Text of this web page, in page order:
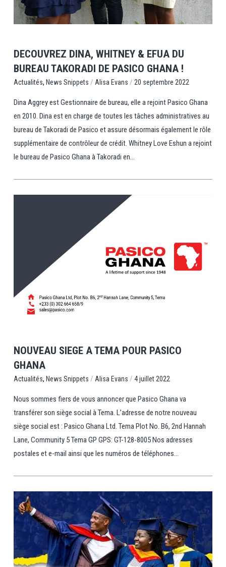
DECOUVREZ DINA, WHITNEY & EFUA DU
BUREAU TAKORADI DE PASICO GHANA !
Actualités, News Snippets / Alisa Evans / 20 septembre 2022
Dina Aggrey est Gestionnaire de bureau, elle a rejoint Pasico Ghana
en 2010. Dina est en charge de toutes les tâches administratives au
bureau de Takoradi de Pasico et assure désormais également le rôle
supplémentaire de contrôleur de crédit. Whitney Love Eshun a rejoint
le bureau de Pasico Ghana à Takoradi en...
NOUVEAU SIEGE A TEMA POUR PASICO
GHANA
Actualités, News Snippets / Alisa Evans / 4 juillet 2022
Nous sommes fiers de vous annoncer que Pasico Ghana va
transférer son siège social à Tema. L’adresse de notre nouveau
siège social est : Pasico Ghana Ltd. Tema Plot No. B6, 2nd Hannah
Lane, Community 5 Tema GP GPS: GT-128-8005 Nos adresses
postales et e-mail ainsi que les numéros de téléphones...